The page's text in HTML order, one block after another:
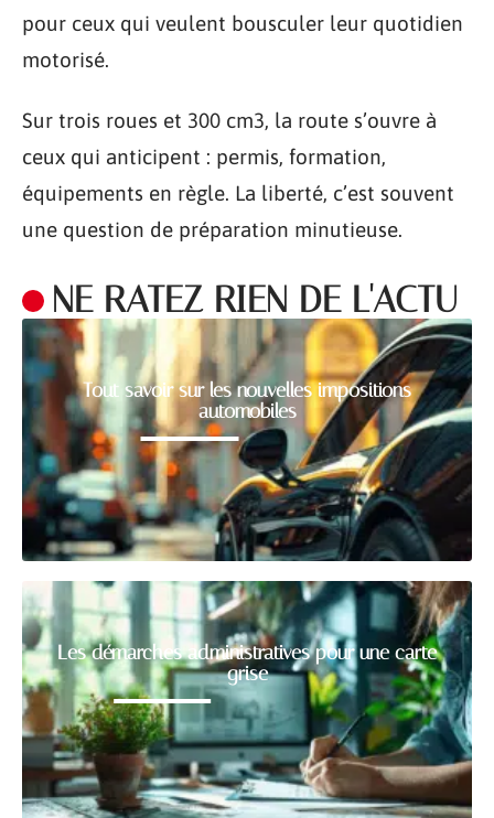
pour ceux qui veulent bousculer leur quotidien
motorisé.
Sur trois roues et 300 cm3, la route s’ouvre à
ceux qui anticipent : permis, formation,
équipements en règle. La liberté, c’est souvent
une question de préparation minutieuse.
NE RATEZ RIEN DE L'ACTU
Tout savoir sur les nouvelles impositions
automobiles
Les démarches administratives pour une carte
grise